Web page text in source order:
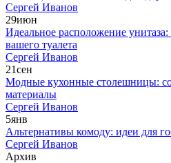
Сергей Иванов
29июн
Идеальное расположение
вашего туалета
Сергей Иванов
21сен
Модные кухонные столешницы:
материалы
Сергей Иванов
5янв
Альтернативы комоду: идеи для
Сергей Иванов
Архив